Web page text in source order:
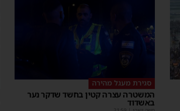
סגירת מעגל מהירה
המשטרה עצרה קטין בחשד שדקר נער
באשדוד